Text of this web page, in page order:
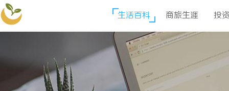
生活百科 商旅生涯 投